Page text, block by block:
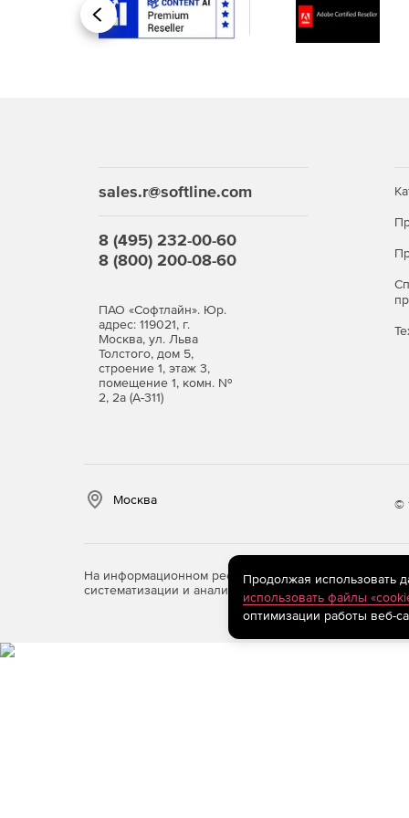
Сбор данных для ведения кадастра земли и
Назад
sales.r@softline.com
8 (495) 232-00-60
8 (800) 200-08-60
ПАО «Софтлайн». Юр.
адрес: 119021, г.
Москва, ул. Льва
Толстого, дом 5,
строение 1, этаж 3,
помещение 1, комн. №
2, 2а (А-311)
Москва ©
На информационном ресурсе store.softline.ru
систематизации и анализа сведений, относящихся
Продолжая использовать
использовать файлы
оптимизации работы веб-